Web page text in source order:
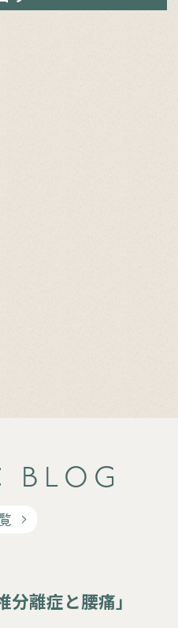
BLOG
離症と腰痛」